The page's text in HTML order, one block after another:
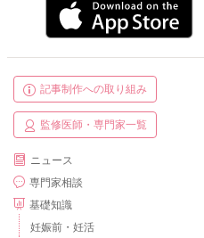
記事制作への取り組み
監修医師・専門家一覧
ニュース
専門家相談
基礎知識
妊娠前・妊活